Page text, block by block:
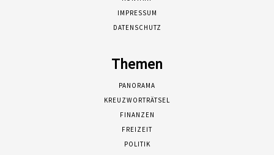
IMPRESSUM
DATENSCHUTZ
Themen
PANORAMA
KREUZWORTRÄTSEL
FINANZEN
FREIZEIT
POLITIK